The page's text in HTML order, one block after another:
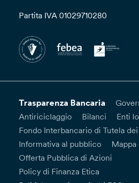
Partita IVA 01029710280
Trasparenza Bancaria
Antiriciclaggio
Bilanci
Enti
Fondo Interbancario di Tutela
Informativa al pubblico
Mappa
Offerta Pubblica di Azioni
Policy di Finanza Etica